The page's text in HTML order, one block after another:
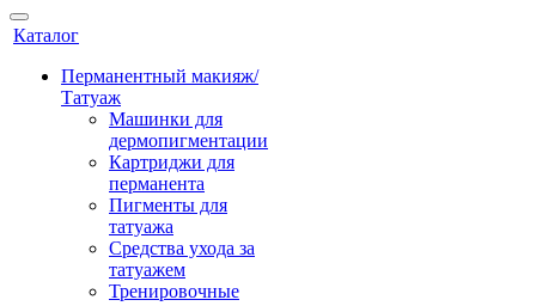
Каталог
Перманентный макияж/
Татуаж
Машинки для
дермопигментации
Картриджи для
перманента
Пигменты для
татуажа
Средства ухода за
татуажем
Тренировочные